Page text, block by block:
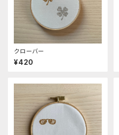
クローバー
¥420